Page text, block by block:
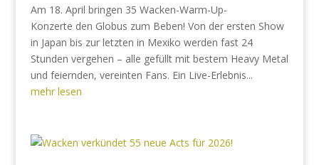
Am 18. April bringen 35 Wacken-Warm-Up-
Konzerte den Globus zum Beben! Von der ersten Show
in Japan bis zur letzten in Mexiko werden fast 24
Stunden vergehen – alle gefüllt mit bestem Heavy Metal
und feiernden, vereinten Fans. Ein Live-Erlebnis...
mehr lesen